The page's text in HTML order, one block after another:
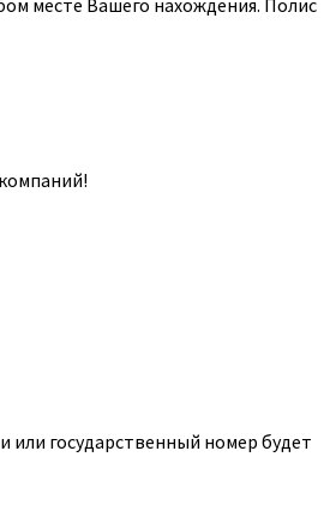
месте Вашего нахождения. Полис
или государственный номер будет